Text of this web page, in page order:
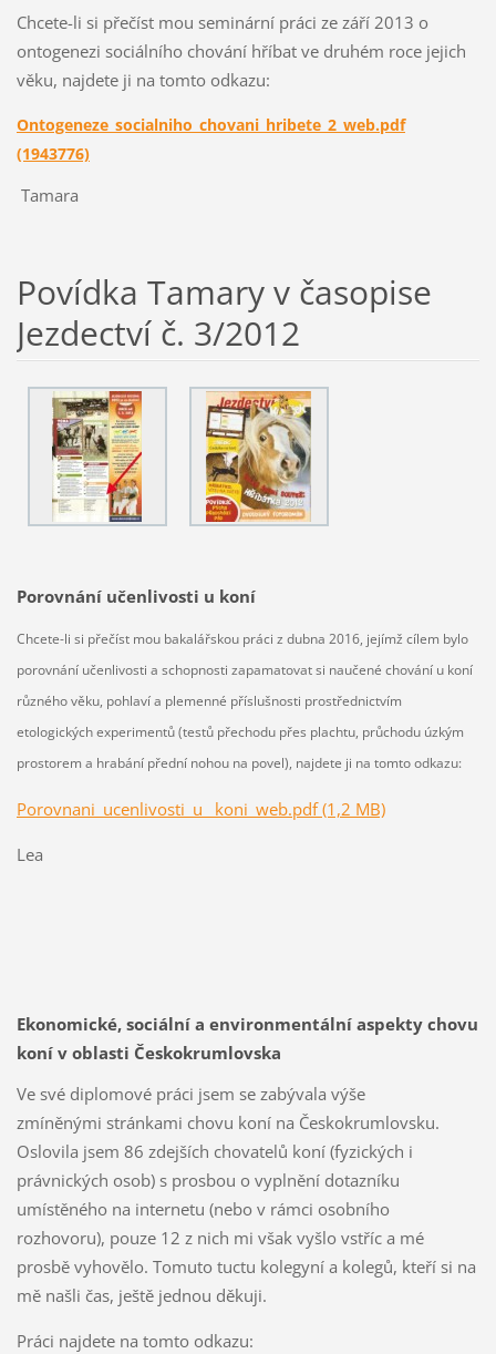
Chcete-li si přečíst mou seminární práci ze září 2013 o
ontogenezi sociálního chování hříbat ve druhém roce jejich
věku, najdete ji na tomto odkazu:
Ontogeneze_socialniho_chovani_hribete_2_web.pdf
(1943776)
Tamara
Povídka Tamary v časopise
Jezdectví č. 3/2012
Porovnání učenlivosti u koní
Chcete-li si přečíst mou bakalářskou práci z dubna 2016, jejímž cílem bylo
porovnání učenlivosti a schopnosti zapamatovat si naučené chování u koní
různého věku, pohlaví a plemenné příslušnosti prostřednictvím
etologických experimentů (testů přechodu přes plachtu, průchodu úzkým
prostorem a hrabání přední nohou na povel), najdete ji na tomto odkazu:
Porovnani_ucenlivosti_u_ koni_web.pdf (1,2 MB)
Lea
Ekonomické, sociální a environmentální aspekty chovu
koní v oblasti Českokrumlovska
Ve své diplomové práci jsem se zabývala výše
zmíněnými stránkami chovu koní na Českokrumlovsku.
Oslovila jsem 86 zdejších chovatelů koní (fyzických i
právnických osob) s prosbou o vyplnění dotazníku
umístěného na internetu (nebo v rámci osobního
rozhovoru), pouze 12 z nich mi však vyšlo vstříc a mé
prosbě vyhovělo. Tomuto tuctu kolegyní a kolegů, kteří si na
mě našli čas, ještě jednou děkuji.
Práci najdete na tomto odkazu: